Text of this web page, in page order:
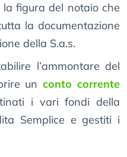
figura del notaio che
la documentazione
della S.a.s.
l’ammontare del
unconto corrente
i vari fondi della
Semplice e gestiti i